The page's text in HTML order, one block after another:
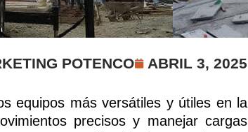
POTENCO ABRIL 3, 2025
equipos más versátiles y útiles en la
precisos y manejar cargas